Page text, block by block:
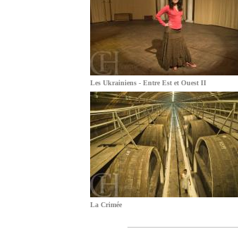
Les Ukrainiens - Entre Est et Ouest II
La Crimée